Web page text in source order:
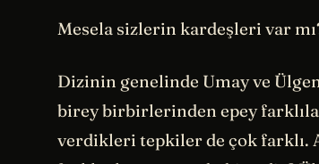
Mesela sizlerin kardeşleri var
Dizinin genelinde Umay ve
birey birbirlerinden epey
verdikleri tepkiler de çok farklı.